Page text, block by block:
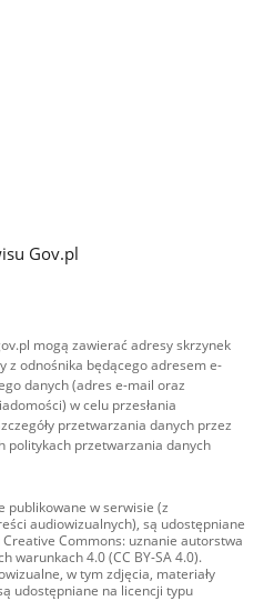
Gov.pl
mogą zawierać adresy skrzynek
z odnośnika będącego adresem e-
danych (adres e-mail oraz
w celu przesłania
przetwarzania danych przez
politykach przetwarzania danych
publikowane w serwisie (z
audiowizualnych), są udostępniane
Commons: uznanie autorstwa
warunkach 4.0 (CC BY-SA 4.0).
w tym zdjęcia, materiały
udostępniane na licencji typu